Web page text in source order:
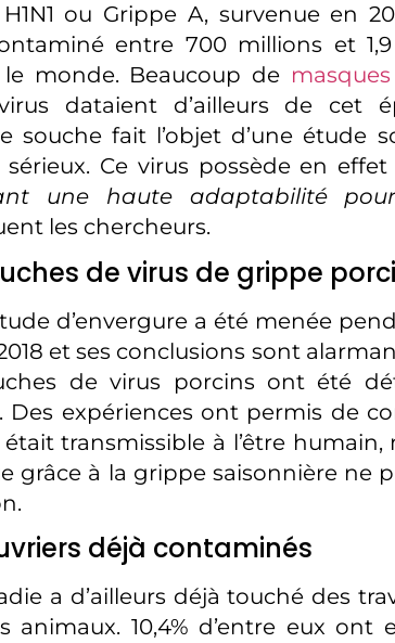
ou Grippe A, survenue en
entre 700 millions et
le monde. Beaucoup de masques
dataient d’ailleurs de cet
souche fait l’objet d’une étude
Ce virus possède en effet
une haute adaptabilité
les chercheurs.
de virus de grippe
d’envergure a été menée
2018 et ses conclusions sont
de virus porcins ont été
Des expériences ont permis de
était transmissible à l’être humain,
grâce à la grippe saisonnière ne
déjà contaminés
a d’ailleurs déjà touché des
animaux. 10,4% d’entre eux